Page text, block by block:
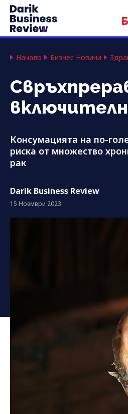
Начало Бизнес Новини
Консумацията на по-
риска от множество
рак
Darik Business Review
15 Ноември 2023